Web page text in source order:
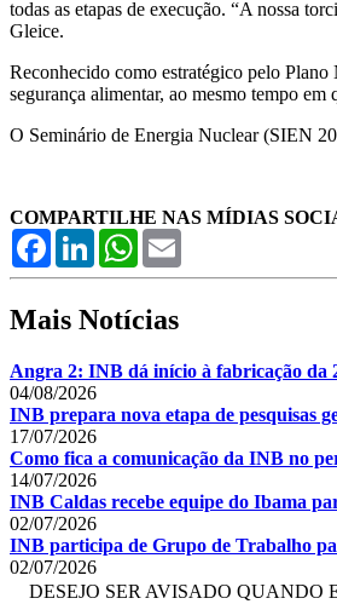
todas as etapas de execução. “A nossa
Gleice.
Reconhecido como estratégico pelo
segurança alimentar, ao mesmo tempo
O Seminário de Energia Nuclear (SIEN
COMPARTILHE NAS MÍDIAS
FacebookLinkedInWhatsApp
Mais Notícias
Angra 2: INB dá início à fabricação da
04/08/2026
INB prepara nova etapa de pesquisas
17/07/2026
Como fica a comunicação da INB no
14/07/2026
INB Caldas recebe equipe do Ibama
02/07/2026
INB participa de Grupo de Trabalho
02/07/2026
DESEJO SER AVISADO QUANDO